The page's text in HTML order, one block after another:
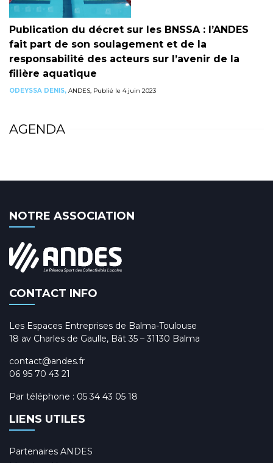
Publication du décret sur les BNSSA : l’ANDES
fait part de son soulagement et de la
responsabilité des acteurs sur l’avenir de la
filière aquatique
ODEYSSA DENIS, ANDES, Publié le 4 juin 2023
AGENDA
NOTRE ASSOCIATION
CONTACT INFO
Les Espaces Entreprises de Balma-Toulouse
18 av Charles de Gaulle, Bât 35 – 31130 Balma
contact@andes.fr
06 95 70 43 21
Par téléphone : 05 34 43 05 18
LIENS UTILES
Partenaires ANDES